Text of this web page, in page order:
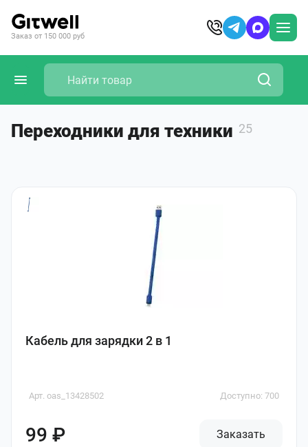
Заказ от 150 000 руб
Переходники для техники 25
Кабель для зарядки 2 в 1
Арт. oas_13428502 Доступно: 700
99 ₽ Заказать